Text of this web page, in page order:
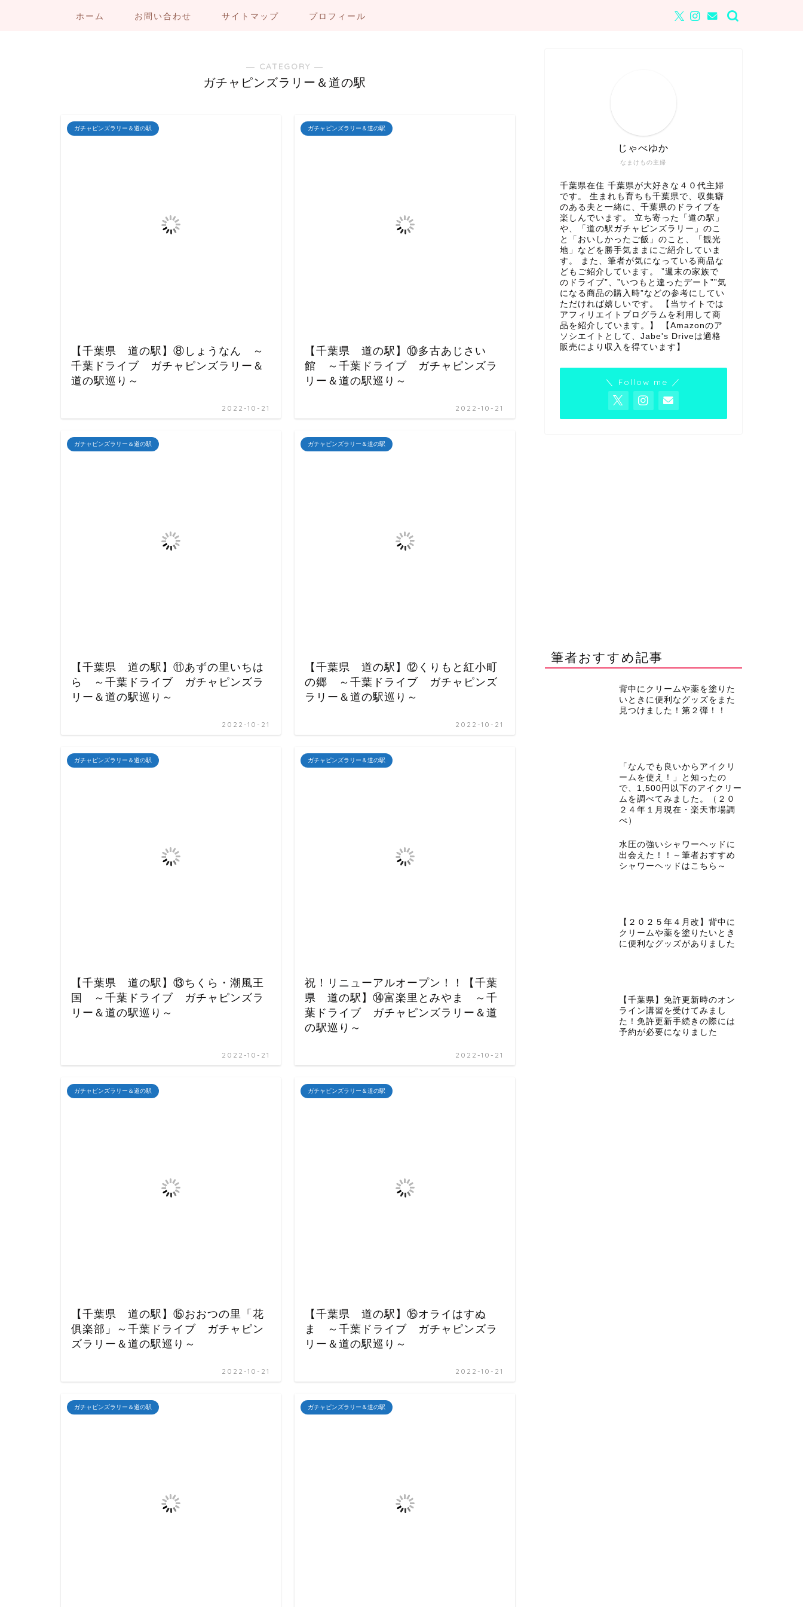
ホーム お問い合わせ サイトマップ プロフィール
― CATEGORY ―
ガチャピンズラリー＆道の駅
ガチャピンズラリー＆道の駅
【千葉県 道の駅】⑧しょうなん ～
千葉ドライブ ガチャピンズラリー＆
道の駅巡り～
2022-10-21
ガチャピンズラリー＆道の駅
【千葉県 道の駅】⑩多古あじさい
館 ～千葉ドライブ ガチャピンズラ
リー＆道の駅巡り～
2022-10-21
ガチャピンズラリー＆道の駅
【千葉県 道の駅】⑪あずの里いちは
ら ～千葉ドライブ ガチャピンズラ
リー＆道の駅巡り～
2022-10-21
ガチャピンズラリー＆道の駅
【千葉県 道の駅】⑫くりもと紅小町
の郷 ～千葉ドライブ ガチャピンズ
ラリー＆道の駅巡り～
2022-10-21
ガチャピンズラリー＆道の駅
【千葉県 道の駅】⑬ちくら・潮風王
国 ～千葉ドライブ ガチャピンズラ
リー＆道の駅巡り～
2022-10-21
ガチャピンズラリー＆道の駅
祝！リニューアルオープン！！【千葉
県 道の駅】⑭富楽里とみやま ～千
葉ドライブ ガチャピンズラリー＆道
の駅巡り～
2022-10-21
ガチャピンズラリー＆道の駅
【千葉県 道の駅】⑮おおつの里「花
俱楽部」～千葉ドライブ ガチャピン
ズラリー＆道の駅巡り～
2022-10-21
ガチャピンズラリー＆道の駅
【千葉県 道の駅】⑯オライはすぬ
ま ～千葉ドライブ ガチャピンズラ
リー＆道の駅巡り～
2022-10-21
ガチャピンズラリー＆道の駅 ガチャピンズラリー＆道の駅
なまけもの主婦
じゃべゆか
千葉県在住 千葉県が大好きな４０代主婦
です。 生まれも育ちも千葉県で、収集癖
のある夫と一緒に、千葉県のドライブを
楽しんでいます。 立ち寄った「道の駅」
や、「道の駅ガチャピンズラリー」のこ
と「おいしかったご飯」のこと、「観光
地」などを勝手気ままにご紹介していま
す。 また、筆者が気になっている商品な
どもご紹介しています。 ”週末の家族で
のドライブ”、”いつもと違ったデート””気
になる商品の購入時”などの参考にしてい
ただければ嬉しいです。 【当サイトでは
アフィリエイトプログラムを利用して商
品を紹介しています。】 【Amazonのア
ソシエイトとして、Jabe's Driveは適格
販売により収入を得ています】
＼ Follow me ／
筆者おすすめ記事
背中にクリームや薬を塗りた
いときに便利なグッズをまた
見つけました！第２弾！！
「なんでも良いからアイクリ
ームを使え！」と知ったの
で、1,500円以下のアイクリー
ムを調べてみました。（２０
２４年１月現在・楽天市場調
べ）
水圧の強いシャワーヘッドに
出会えた！！～筆者おすすめ
シャワーヘッドはこちら～
【２０２５年４月改】背中に
クリームや薬を塗りたいとき
に便利なグッズがありました
【千葉県】免許更新時のオン
ライン講習を受けてみまし
た！免許更新手続きの際には
予約が必要になりました